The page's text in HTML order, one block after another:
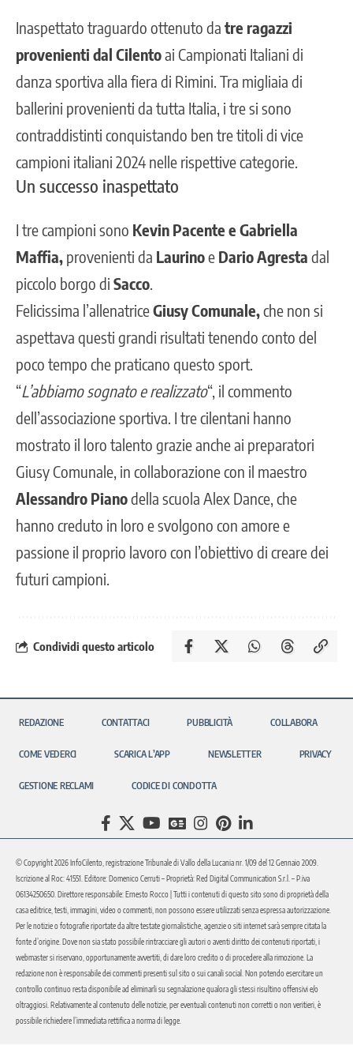
Inaspettato traguardo ottenuto da tre ragazzi
provenienti dal Cilentoai Campionati Italiani di
danza sportiva alla fiera di Rimini. Tra migliaia di
ballerini provenienti da tutta Italia, i tre si sono
contraddistinti conquistando ben tre titoli di vice
campioni italiani 2024 nelle rispettive categorie.
Un successo inaspettato
I tre campioni sono Kevin Pacente e Gabriella
Maffia, provenienti da Laurinoe Dario Agresta dal
piccolo borgo di Sacco.
Felicissima l’allenatriceGiusy Comunale,che non si
aspettava questi grandi risultati tenendo conto del
poco tempo che praticano questo sport.
“L’abbiamo sognato e realizzato“, il commento
dell’associazione sportiva. I tre cilentani hanno
mostrato il loro talento grazie anche ai preparatori
Giusy Comunale, in collaborazione con il maestro
Alessandro Pianodella scuola Alex Dance, che
hanno creduto in loro e svolgono con amore e
passione il proprio lavoro con l’obiettivo di creare dei
futuri campioni.
Condividi questo articolo
REDAZIONE CONTATTACI PUBBLICITÀ COLLABORA
COME VEDERCI SCARICA L’APP NEWSLETTER PRIVACY
GESTIONE RECLAMI CODICE DI CONDOTTA
© Copyright 2026 InfoCilento, registrazione Tribunale di Vallo della Lucania nr. 1/09 del 12 Gennaio 2009.
Iscrizione al Roc: 41551. Editore: Domenico Cerruti – Proprietà: Red Digital Communication S.r.l. – P.iva
06134250650. Direttore responsabile: Ernesto Rocco | Tutti i contenuti di questo sito sono di proprietà della
casa editrice, testi, immagini, video o commenti, non possono essere utilizzati senza espressa autorizzazione.
Per le notizie o fotografie riportate da altre testate giornalistiche, agenzie o siti internet sarà sempre citata la
fonte d’origine. Dove non sia stato possibile rintracciare gli autori o aventi diritto dei contenuti riportati, i
webmaster si riservano, opportunamente avvertiti, di dare loro credito o di procedere alla rimozione. La
redazione non è responsabile dei commenti presenti sul sito o sui canali social. Non potendo esercitare un
controllo continuo resta disponibile ad eliminarli su segnalazione qualora gli stessi risultino offensivi e/o
oltraggiosi. Relativamente al contenuto delle notizie, per eventuali contenuti non corretti o non veritieri, è
possibile richiedere l’immediata rettifica a norma di legge.